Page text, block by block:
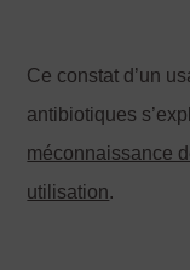
Ce constat d’un
antibiotiques
méconnaissance
utilisation.